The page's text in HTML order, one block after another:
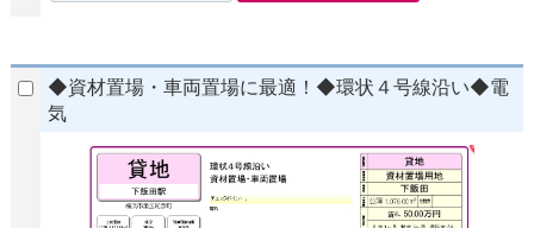
◆資材置場・車両置場に最適！◆環状４号線沿い◆電
気